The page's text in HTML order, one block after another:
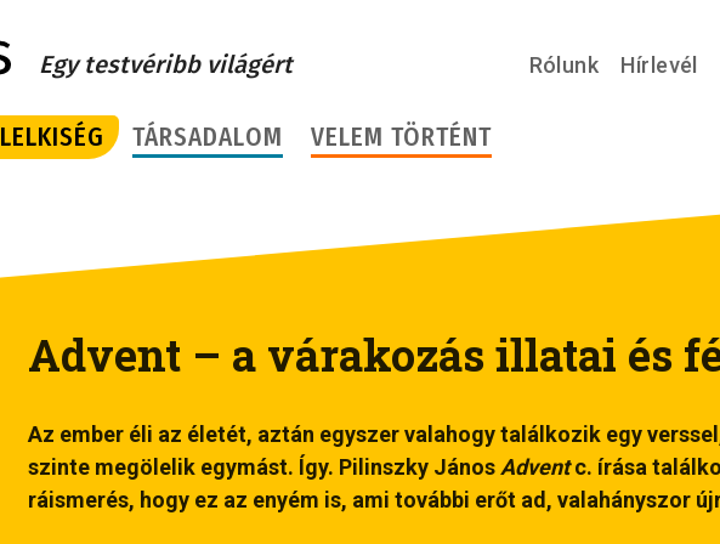
Egy testvéribb világért Rólunk Hírlevél
LELKISÉG TÁRSADALOM VELEM TÖRTÉNT
Advent – a várakozás illatai és
Az ember éli az életét, aztán egyszer valahogy találkozik egy
szinte megölelik egymást. Így. Pilinszky János Adventc. írása
ráismerés, hogy ez az enyém is, ami további erőt ad, valahányszor